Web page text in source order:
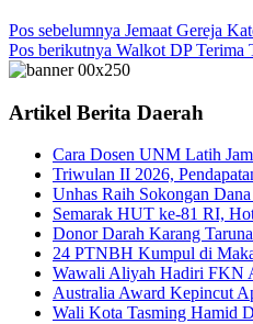
Pos sebelumnya Jemaat Gereja
Pos berikutnya Walkot DP Terima
Artikel Berita Daerah
Cara Dosen UNM Latih
Triwulan II 2026,
Unhas Raih Sokongan
Semarak HUT ke-81 RI,
Donor Darah Karang
24 PTNBH Kumpul di
Wawali Aliyah Hadiri FKN
Australia Award Kepincut
Wali Kota Tasming Hamid